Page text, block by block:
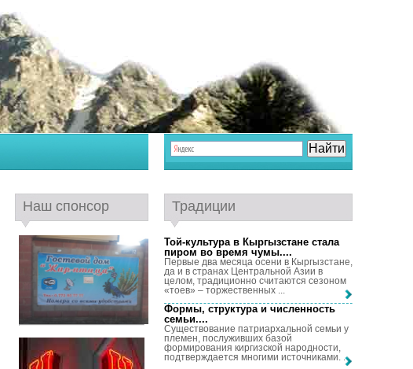
Наш спонсор Традиции
Той-культура в Кыргызстане стала
пиром во время чумы....
Первые два месяца осени в Кыргызстане,
да и в странах Центральной Азии в
целом, традиционно считаются сезоном
«тоев» – торжественных ...
Формы, структура и численность
семьи....
Существование патриархальной семьи у
племен, послуживших базой
формирования киргизской народности,
подтверждается многими источниками. ...